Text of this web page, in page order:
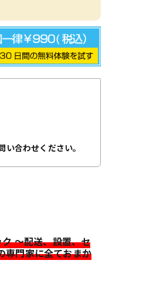
合わせください。
～配送、設置、セ
専門家に全ておまか